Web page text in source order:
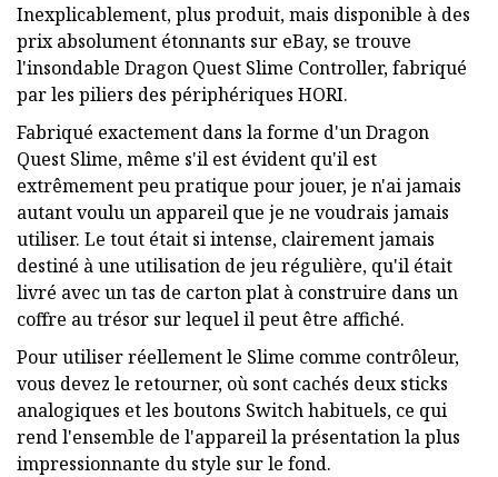
Inexplicablement, plus produit, mais disponible à des
prix absolument étonnants sur eBay, se trouve
l'insondable Dragon Quest Slime Controller, fabriqué
par les piliers des périphériques HORI.
Fabriqué exactement dans la forme d'un Dragon
Quest Slime, même s'il est évident qu'il est
extrêmement peu pratique pour jouer, je n'ai jamais
autant voulu un appareil que je ne voudrais jamais
utiliser. Le tout était si intense, clairement jamais
destiné à une utilisation de jeu régulière, qu'il était
livré avec un tas de carton plat à construire dans un
coffre au trésor sur lequel il peut être affiché.
Pour utiliser réellement le Slime comme contrôleur,
vous devez le retourner, où sont cachés deux sticks
analogiques et les boutons Switch habituels, ce qui
rend l'ensemble de l'appareil la présentation la plus
impressionnante du style sur le fond.